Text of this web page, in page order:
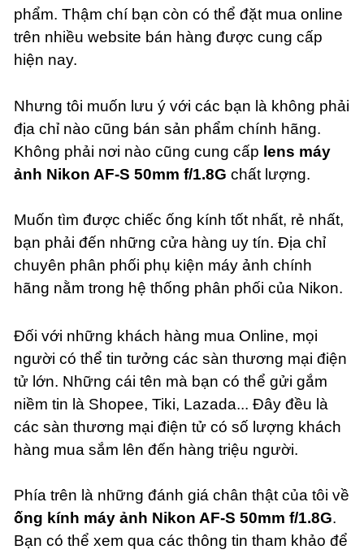
phẩm. Thậm chí bạn còn có thể đặt mua online
trên nhiều website bán hàng được cung cấp
hiện nay.
Nhưng tôi muốn lưu ý với các bạn là không phải
địa chỉ nào cũng bán sản phẩm chính hãng.
Không phải nơi nào cũng cung cấp lens máy
ảnh Nikon AF-S 50mm f/1.8G chất lượng.
Muốn tìm được chiếc ống kính tốt nhất, rẻ nhất,
bạn phải đến những cửa hàng uy tín. Địa chỉ
chuyên phân phối phụ kiện máy ảnh chính
hãng nằm trong hệ thống phân phối của Nikon.
Đối với những khách hàng mua Online, mọi
người có thể tin tưởng các sàn thương mại điện
tử lớn. Những cái tên mà bạn có thể gửi gắm
niềm tin là Shopee, Tiki, Lazada... Đây đều là
các sàn thương mại điện tử có số lượng khách
hàng mua sắm lên đến hàng triệu người.
Phía trên là những đánh giá chân thật của tôi về
ống kính máy ảnh Nikon AF-S 50mm f/1.8G.
Bạn có thể xem qua các thông tin tham khảo để